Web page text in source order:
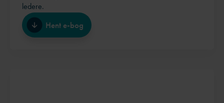
ledere.
Hent e-bog